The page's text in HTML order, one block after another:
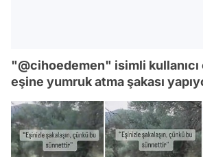
"@cihoedemen" isimli
eşine yumruk atma şakası